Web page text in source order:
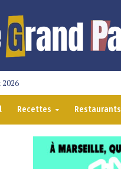
2026
Recettes Restaurants